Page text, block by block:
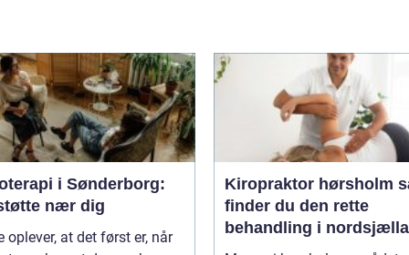
i Sønderborg:
nær dig
oplever, at det først er, når
Kiropraktor hørsholm sådan
finder du den rette
behandling i